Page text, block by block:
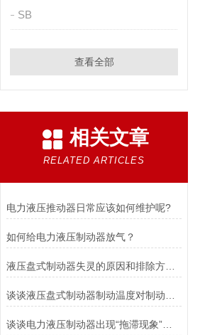
SB
查看全部
相关文章
RELATED ARTICLES
电力液压推动器日常应该如何维护呢?
如何给电力液压制动器放气？
液压盘式制动器失灵的原因和排除方法介绍
谈谈电力液压制动器出现“拖滞现象”的原因及解决方法